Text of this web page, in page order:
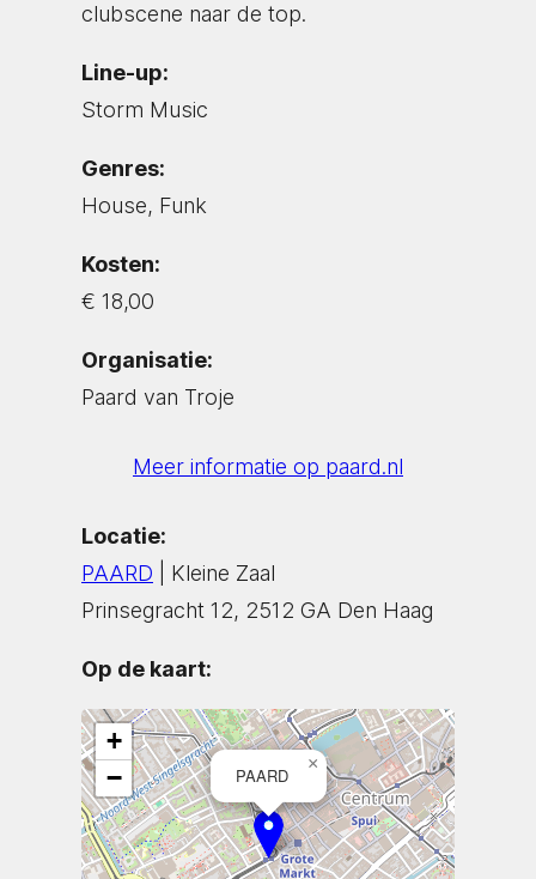
clubscene naar de top.
Line-up:
Storm Music
Genres:
House, Funk
Kosten:
€ 18,00
Organisatie:
Paard van Troje
Meer informatie op paard.nl
Locatie:
PAARD | Kleine Zaal
Prinsegracht 12, 2512 GA Den Haag
Op de kaart:
PAARD
×
+
−